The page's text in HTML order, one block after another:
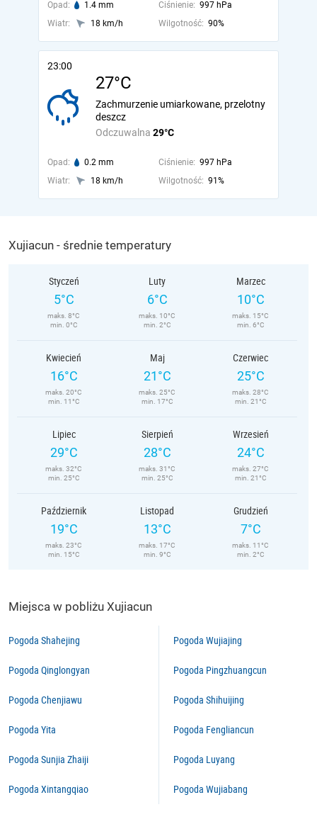
Opad: 1.4 mm Ciśnienie: 997 hPa
Wiatr:
18 km/h Wilgotność: 90%
23:00
27°C
Odczuwalna 29°C
Zachmurzenie umiarkowane, przelotny
deszcz
Opad: 0.2 mm Ciśnienie: 997 hPa
Wiatr:
18 km/h Wilgotność: 91%
Xujiacun - średnie temperatury
Styczeń
5°C
maks. 8°C
min. 0°C
Luty
6°C
maks. 10°C
min. 2°C
Marzec
10°C
maks. 15°C
min. 6°C
Kwiecień
16°C
maks. 20°C
min. 11°C
Maj
21°C
maks. 25°C
min. 17°C
Czerwiec
25°C
maks. 28°C
min. 21°C
Lipiec
29°C
maks. 32°C
min. 25°C
Sierpień
28°C
maks. 31°C
min. 25°C
Wrzesień
24°C
maks. 27°C
min. 21°C
Październik
19°C
maks. 23°C
min. 15°C
Listopad
13°C
maks. 17°C
min. 9°C
Grudzień
7°C
maks. 11°C
min. 2°C
Miejsca w pobliżu Xujiacun
Pogoda Shahejing
Pogoda Qinglongyan
Pogoda Chenjiawu
Pogoda Yita
Pogoda Sunjia Zhaiji
Pogoda Xintangqiao
Pogoda Wujiajing
Pogoda Pingzhuangcun
Pogoda Shihuijing
Pogoda Fengliancun
Pogoda Luyang
Pogoda Wujiabang